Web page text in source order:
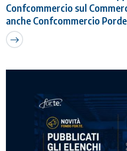
Confcommercio sul
anche Confcommercio